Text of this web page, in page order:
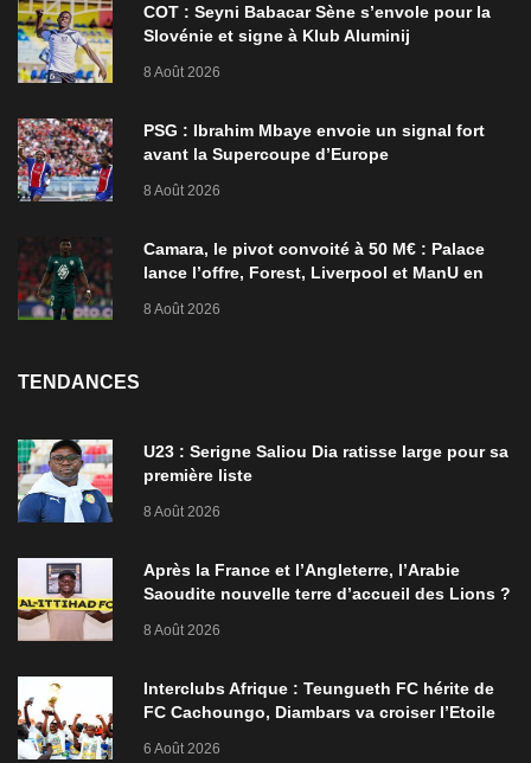
COT : Seyni Babacar Sène s’envole pour la
Slovénie et signe à Klub Aluminij
8 Août 2026
PSG : Ibrahim Mbaye envoie un signal fort
avant la Supercoupe d’Europe
8 Août 2026
Camara, le pivot convoité à 50 M€ : Palace
lance l’offre, Forest, Liverpool et ManU en
8 Août 2026
TENDANCES
U23 : Serigne Saliou Dia ratisse large pour sa
première liste
8 Août 2026
Après la France et l’Angleterre, l’Arabie
Saoudite nouvelle terre d’accueil des Lions ?
8 Août 2026
Interclubs Afrique : Teungueth FC hérite de
FC Cachoungo, Diambars va croiser l’Etoile
6 Août 2026